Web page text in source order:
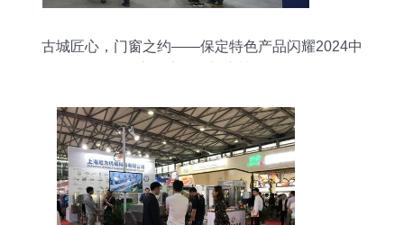
古城匠心，门窗之约——保定特色产品闪耀2024中